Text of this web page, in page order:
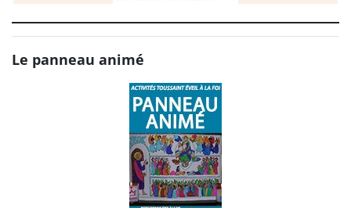
Le panneau animé